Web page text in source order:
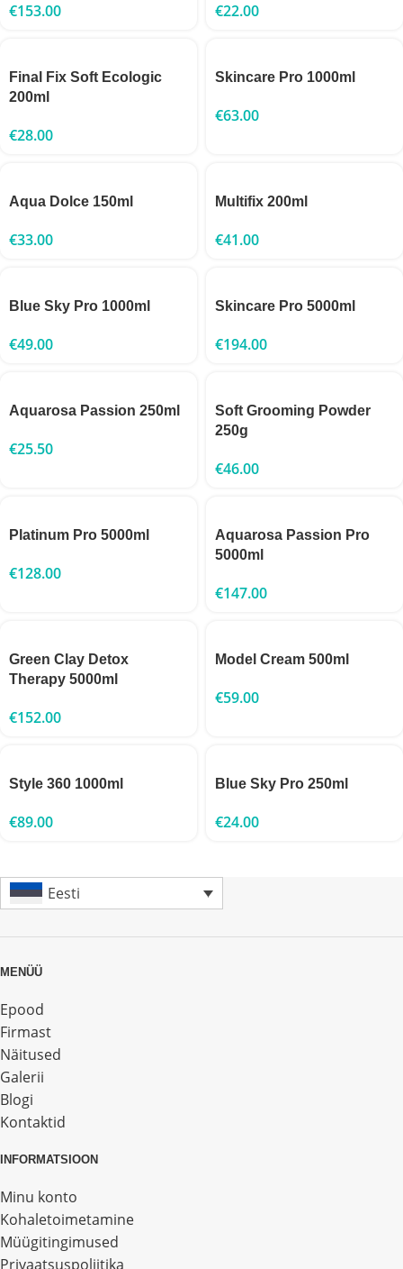
€153.00 €22.00
Final Fix Soft Ecologic
200ml
€28.00
Skincare Pro 1000ml
€63.00
Aqua Dolce 150ml
€33.00
Multifix 200ml
€41.00
Blue Sky Pro 1000ml
€49.00
Skincare Pro 5000ml
€194.00
Aquarosa Passion 250ml
€25.50
Soft Grooming Powder
250g
€46.00
Platinum Pro 5000ml
€128.00
Aquarosa Passion Pro
5000ml
€147.00
Green Clay Detox
Therapy 5000ml
€152.00
Model Cream 500ml
€59.00
Style 360 1000ml
€89.00
Blue Sky Pro 250ml
€24.00
Eesti
MENÜÜ
Epood
Firmast
Näitused
Galerii
Blogi
Kontaktid
INFORMATSIOON
Minu konto
Kohaletoimetamine
Müügitingimused
Privaatsuspoliitika